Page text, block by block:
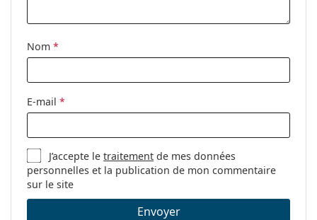
Nom *
E-mail *
J’accepte letraitement de mes données
personnelles et la publication de mon commentaire
sur le site
Envoyer